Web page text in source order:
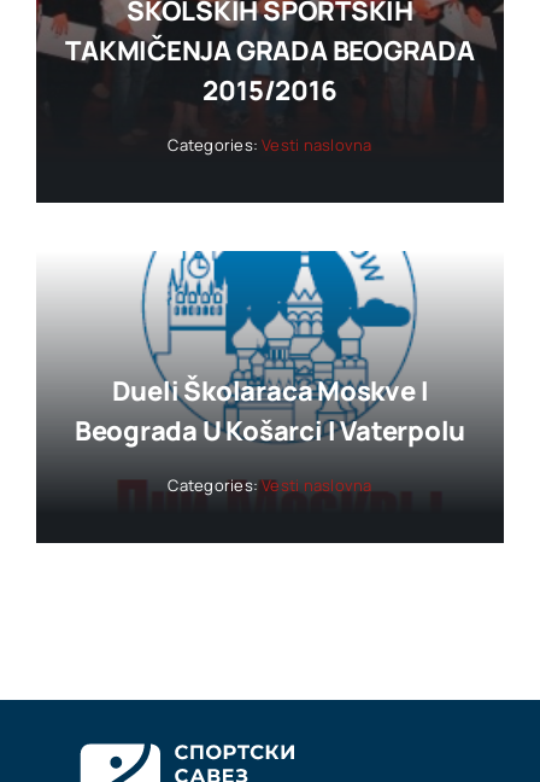
ŠKOLSKIH SPORTSKIH
TAKMIČENJA GRADA BEOGRADA
2015/2016
Categories:Vesti naslovna
Dueli Školaraca Moskve I
Beograda U Košarci I Vaterpolu
Categories:Vesti naslovna